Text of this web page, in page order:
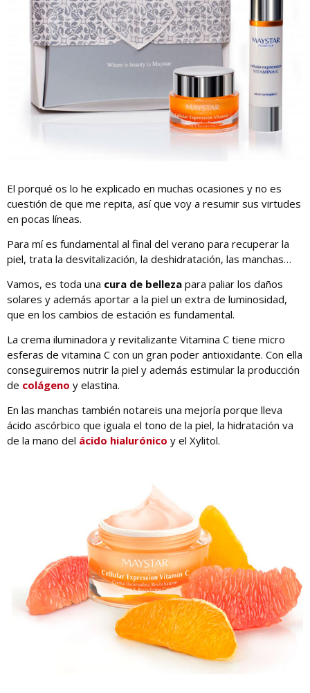
El porqué os lo he explicado en muchas ocasiones y no es
cuestión de que me repita, así que voy a resumir sus virtudes
en pocas líneas.
Para mí es fundamental al final del verano para recuperar la
piel, trata la desvitalización, la deshidratación, las manchas…
Vamos, es toda una cura de belleza para paliar los daños
solares y además aportar a la piel un extra de luminosidad,
que en los cambios de estación es fundamental.
La crema iluminadora y revitalizante Vitamina C tiene micro
esferas de vitamina C con un gran poder antioxidante. Con ella
conseguiremos nutrir la piel y además estimular la producción
de colágeno y elastina.
En las manchas también notareis una mejoría porque lleva
ácido ascórbico que iguala el tono de la piel, la hidratación va
de la mano del ácido hialurónico y el Xylitol.